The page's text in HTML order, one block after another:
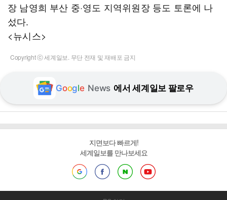
장 남영희 부산 중·영도 지역위원장 등도 토론에 나
섰다.
<뉴시스>
Copyright ⓒ 세계일보. 무단 전재 및 재배포 금지
Google News 에서 세계일보 팔로우
지면보다 빠르게!
세계일보를 만나보세요